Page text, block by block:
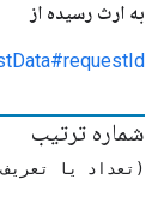
به ارث رسیده از
شماره ترتیب
(تعداد یا